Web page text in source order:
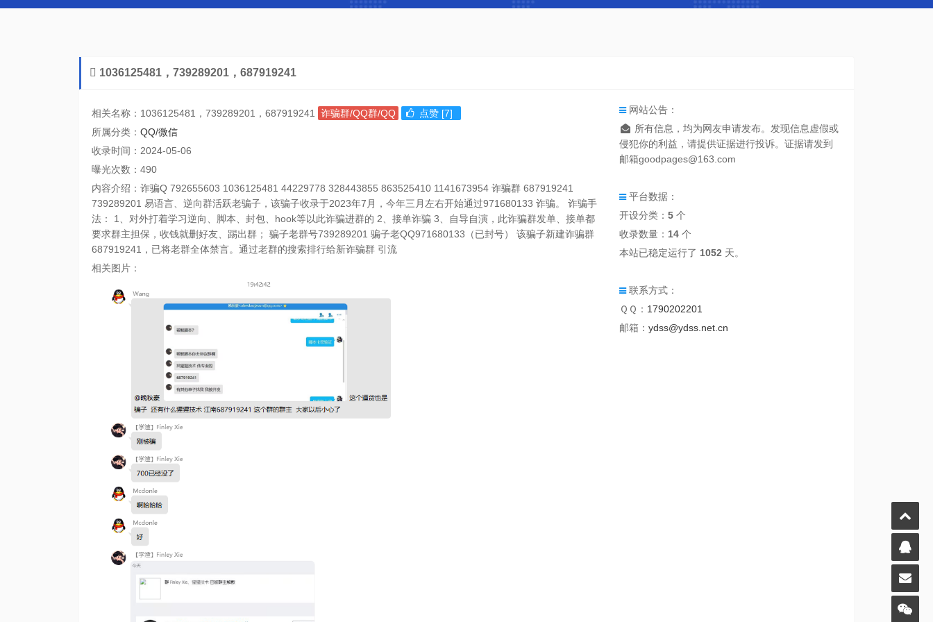
1036125481，739289201，687919241
网站公告：
所有信息，均为网友申请发布。发现信息虚假或
侵犯你的利益，请提供证据进行投诉。证据请发到
邮箱goodpages@163.com
平台数据：
开设分类： 5个
收录数量： 14个
本站已稳定运行了 1052 天。
联系方式：
ＱＱ： 1790202201
邮箱： ydss@ydss.net.cn
相关名称：1036125481，739289201，687919241 诈骗群/QQ群/QQ
点赞 [7]
所属分类：QQ/微信
收录时间：2024-05-06
曝光次数：490
内容介绍：诈骗Q 792655603 1036125481 44229778 328443855 863525410 1141673954 诈骗群 687919241
739289201 易语言、逆向群活跃老骗子，该骗子收录于2023年7月，今年三月左右开始通过971680133 诈骗。 诈骗手
法： 1、对外打着学习逆向、脚本、封包、hook等以此诈骗进群的 2、接单诈骗 3、自导自演，此诈骗群发单、接单都
要求群主担保，收钱就删好友、踢出群； 骗子老群号739289201 骗子老QQ971680133（已封号） 该骗子新建诈骗群
687919241，已将老群全体禁言。通过老群的搜索排行给新诈骗群 引流
相关图片：